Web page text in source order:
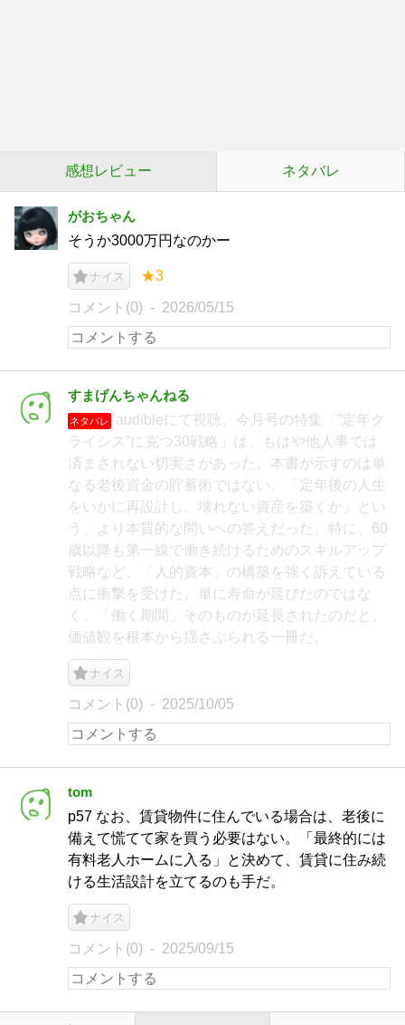
感想レビュー ネタバレ
がおちゃん
そうか3000万円なのかー
ナイス ★3
コメント(0) 2026/05/15
すまげんちゃんねる
ネタバレ
audibleにて視聴。今月号の特集「”定年ク
ライシス”に克つ30戦略」は、もはや他人事では
済まされない切実さがあった。本書が示すのは単
なる老後資金の貯蓄術ではない。「定年後の人生
をいかに再設計し、壊れない資産を築くか」とい
う、より本質的な問いへの答えだった。特に、60
歳以降も第一線で働き続けるためのスキルアップ
戦略など、「人的資本」の構築を強く訴えている
点に衝撃を受けた。単に寿命が延びたのではな
く、「働く期間」そのものが延長されたのだと、
価値観を根本から揺さぶられる一冊だ。
ナイス
コメント(0) 2025/10/05
tom
p57 なお、賃貸物件に住んでいる場合は、老後に
備えて慌てて家を買う必要はない。「最終的には
有料老人ホームに入る」と決めて、賃貸に住み続
ける生活設計を立てるのも手だ。
ナイス
コメント(0) 2025/09/15